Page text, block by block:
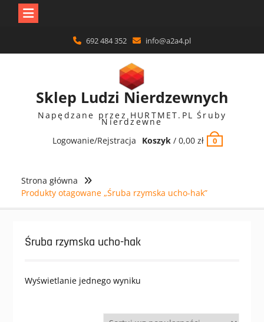
content
692 484 352 info@a2a4.pl
Sklep Ludzi Nierdzewnych
Napędzane przez HURTMET.PL Śruby
Nierdzewne
Logowanie/Rejstracja
Koszyk/ 0,00 zł 0
Strona główna
Produkty otagowane „Śruba rzymska ucho-hak”
Śruba rzymska ucho-hak
Wyświetlanie jednego wyniku